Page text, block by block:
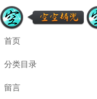
首页
分类目录
留言